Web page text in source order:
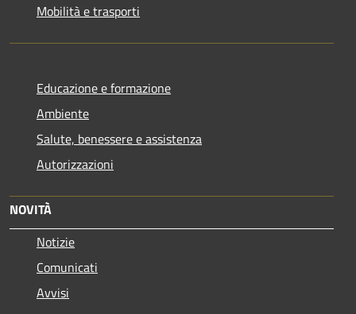
Mobilità e trasporti
Educazione e formazione
Ambiente
Salute, benessere e assistenza
Autorizzazioni
NOVITÀ
Notizie
Comunicati
Avvisi